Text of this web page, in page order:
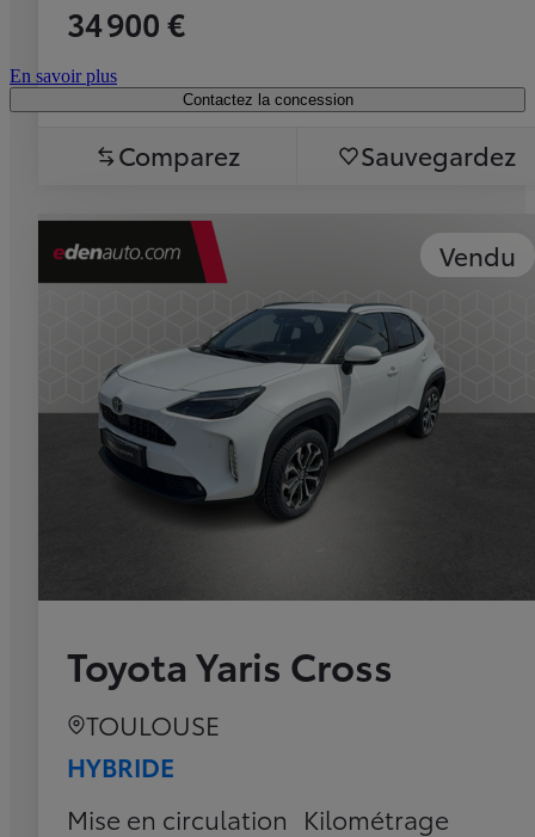
34 900 €
En savoir plus
Contactez la concession
Comparez Sauvegardez
Vendu
Toyota Yaris Cross
TOULOUSE
HYBRIDE
Mise en circulation Kilométrage